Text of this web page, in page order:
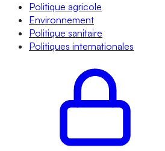
Politique agricole
Environnement
Politique sanitaire
Politiques internationales